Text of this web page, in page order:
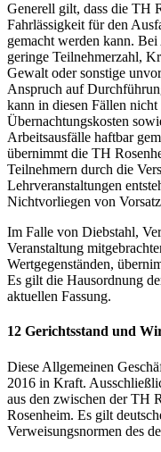
Generell gilt, dass die TH
Fahrlässigkeit für den
gemacht werden kann.
geringe Teilnehmerzahl,
Gewalt oder sonstige
Anspruch auf
kann in diesen Fällen
Übernachtungskosten
Arbeitsausfälle haftbar
übernimmt die TH
Teilnehmern durch die
Lehrveranstaltungen
Nichtvorliegen von
Im Falle von Diebstahl,
Veranstaltung
Wertgegenständen,
Es gilt die Hausordnung
aktuellen Fassung.
12 Gerichtsstand und
Diese Allgemeinen
2016 in Kraft.
aus den zwischen der TH
Rosenheim. Es gilt
Verweisungsnormen des